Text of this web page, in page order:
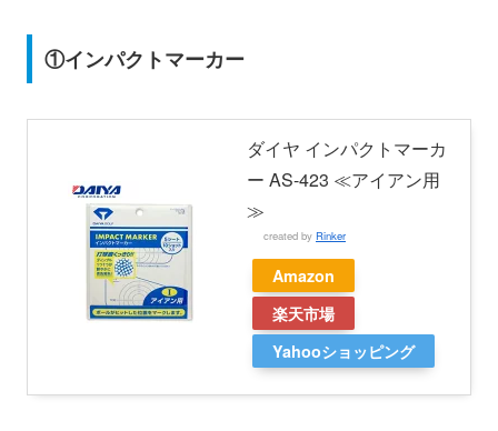
①インパクトマーカー
ダイヤ インパクトマーカ
ー AS-423 ≪アイアン用
≫
created by Rinker
Amazon
楽天市場
Yahooショッピング